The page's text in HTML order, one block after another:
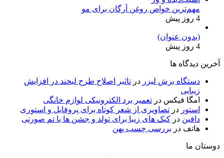
مهم‌ترین خواص روغن آرگان برای مو
4 روز پیش
(بدون عنوان)
4 روز پیش
آخرین دیدگاه ها
دستگاه برش لیزر در تاثیر اصلاح طرح لبخند در افزایش
زیبایی
امگا فیکس در تعمیر برد الکترونیکی لوازم خانگی
استور در تصاویری از شعر کوتاه برای پروفایل و استوری
دافین در کیک های زیبا برای تولد و جشن ها با تم صورتی
هاتف در بررسی چسب پهن
دوستان ما